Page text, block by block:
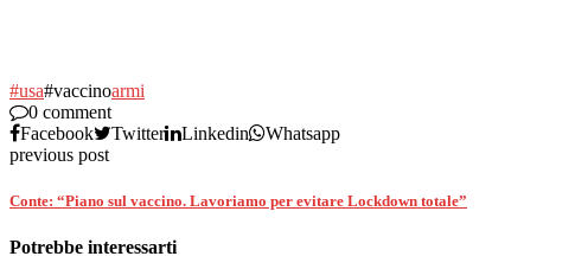
#usa#vaccinoarmi
0 comment
Facebook
Twitter Linkedin
Whatsapp
previous post
Conte: “Piano sul vaccino. Lavoriamo per evitare Lockdown totale”
Potrebbe interessarti